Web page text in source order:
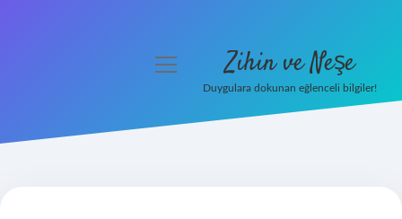
menüyü
Zihin ve Neşe
Duygulara dokunan eğlenceli bilgiler!